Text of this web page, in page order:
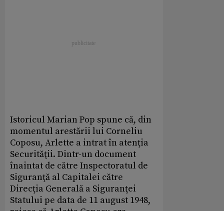
Istoricul Marian Pop spune că, din
momentul arestării lui Corneliu
Coposu, Arlette a intrat în atenţia
Securităţii. Dintr-un document
înaintat de către Inspectoratul de
Siguranţă al Capitalei către
Direcţia Generală a Siguranţei
Statului pe data de 11 august 1948,